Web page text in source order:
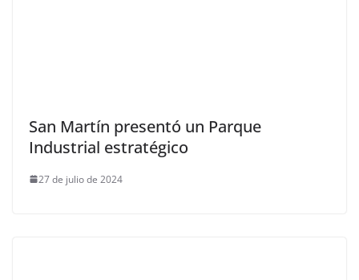
San Martín presentó un Parque
Industrial estratégico
27 de julio de 2024